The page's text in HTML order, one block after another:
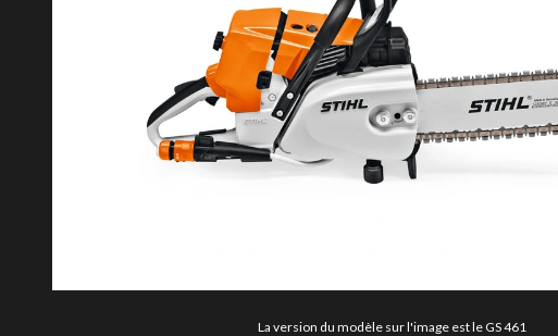
La version du modèle sur l'image est le GS 461